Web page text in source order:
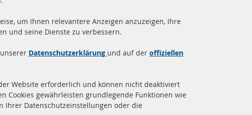
Alle Teile zertifiziert und
homologiert mit e-Prüfzeichen
Über uns
Zahlungsarten
Versandkosten
um Ihnen relevantere Anzeigen anzuzeigen, Ihre
und seine Dienste zu verbessern.
Datenschutzerklärung und auf der offiziellen
Website erforderlich und können nicht deaktiviert
Cookies gewährleisten grundlegende Funktionen wie
Ihrer Datenschutzeinstellungen oder die